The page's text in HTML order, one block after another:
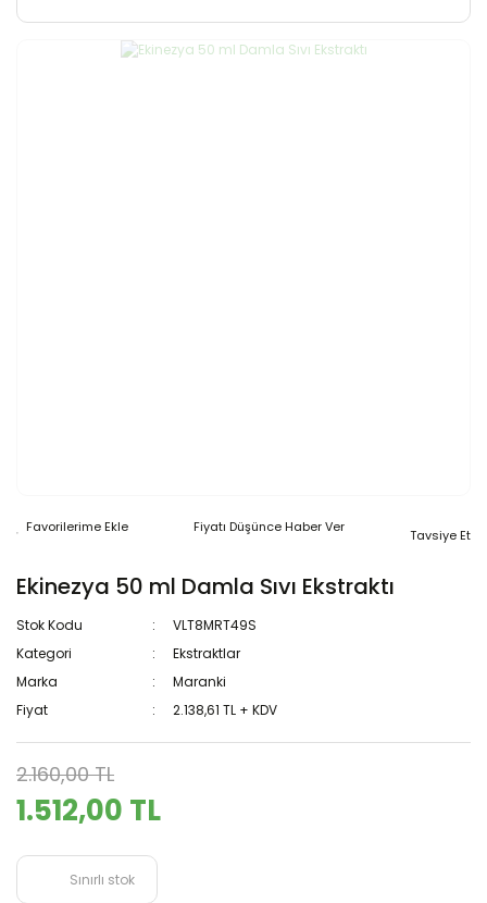
Fiyatı Düşünce Haber Ver Tavsiye Et
Ekinezya 50 ml Damla Sıvı Ekstraktı
Stok Kodu
VLT8MRT49S
Kategori
Ekstraktlar
Marka
Maranki
Fiyat
2.138,61 TL + KDV
2.160,00 TL
1.512,00 TL
Sınırlı stok